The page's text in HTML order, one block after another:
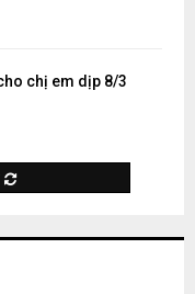
chị em dịp 8/3